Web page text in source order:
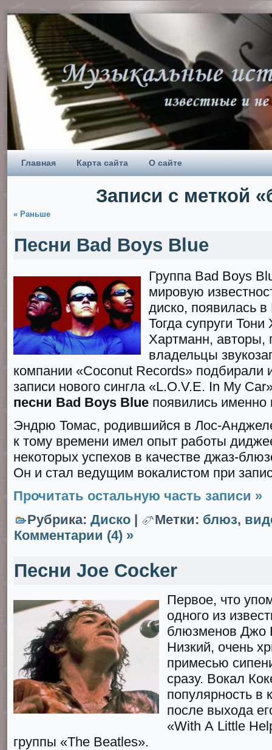
Главная Карта сайта О сайте
Записи с меткой
« Раньше
Песни Bad Boys Blue
Группа Bad Boys
мировую
диско, появилась в
Тогда супруги
Хартманн, авторы,
владельцы
компании «Coconut Records» подбирали
записи нового сингла «L.O.V.E. In My
песни Bad Boys Blue появились
Эндрю Томас, родившийся в Лос-
к тому времени имел опыт работы
некоторых успехов в качестве джаз-
Он и стал ведущим вокалистом при
Прочитать остальную часть записи »
Рубрика: Диско | Метки: блюз,
Комментарии (4) »
Песни Joe Cocker
Первое, что
одного из
блюзменов Джо
Низкий, очень
примесью
сразу. Вокал
популярность в
после выхода
«With А Littlе
группы «The Beatles».